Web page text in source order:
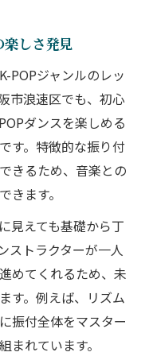
楽しさ発見
POPジャンルのレッ
市浪速区でも、初心
ダンスを楽しめる
す。特徴的な振り付
きるため、音楽との
きます。
見えても基礎から丁
ストラクターが一人
めてくれるため、未
す。例えば、リズム
振付全体をマスター
まれています。